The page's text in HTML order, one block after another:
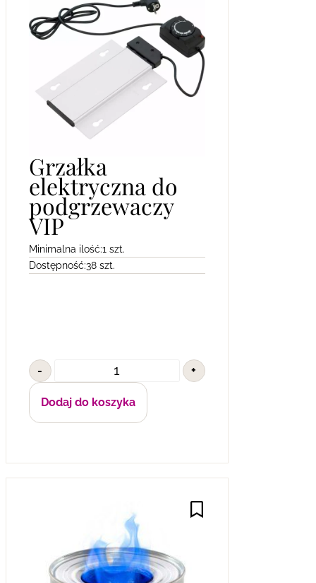
Grzałka
elektryczna do
podgrzewaczy
VIP
Minimalna ilość:1 szt.
Dostępność:38 szt.
- +
Dodaj do koszyka